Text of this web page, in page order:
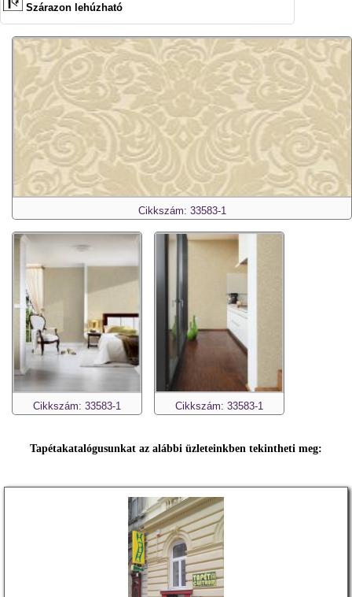
Szárazon lehúzható
Cikkszám: 33583-1
Cikkszám: 33583-1 Cikkszám: 33583-1
Tapétakatalógusunkat az alábbi üzleteinkben tekintheti meg: